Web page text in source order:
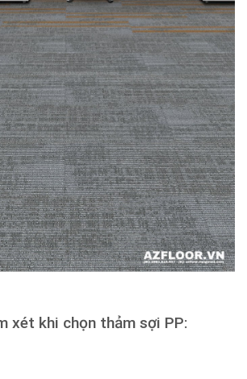
xét khi chọn thảm sợi PP: